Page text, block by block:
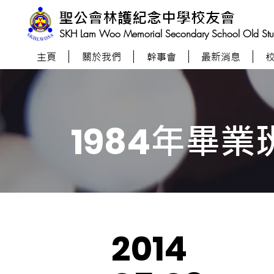
SKH Lam Woo Memorial Secondary School Old
聖公會林護紀念中學校友會
主頁 關於我們 幹事會 最新消息
1984年畢業
2014